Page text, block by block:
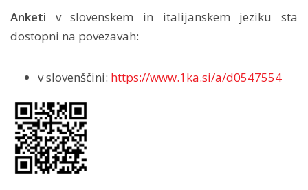
Anketi v slovenskem in italijanskem jeziku sta
dostopni na povezavah:
v slovenščini: https://www.1ka.si/a/d0547554